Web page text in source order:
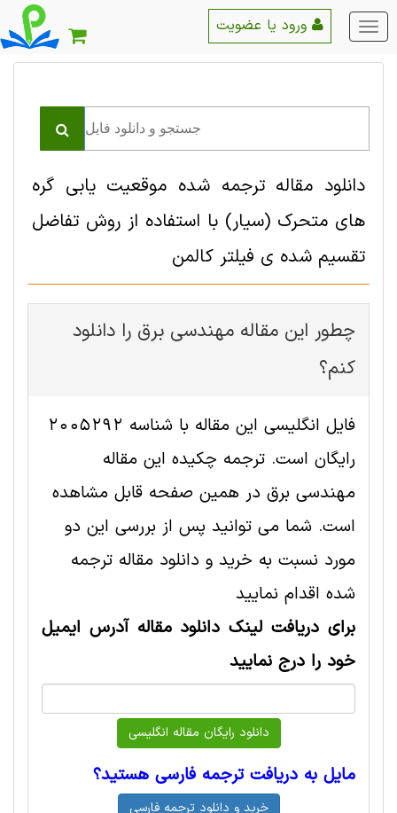
منو
اصلی
دانلود مقاله ترجمه شده موقعیت یابی گره
های متحرک (سیار) با استفاده از روش تفاضل
تقسیم شده ی فیلتر کالمن
چطور این مقاله مهندسی برق را دانلود
کنم؟
فایل انگلیسی این مقاله با شناسه 2005292
رایگان است. ترجمه چکیده این مقاله
مهندسی برق در همین صفحه قابل مشاهده
است. شما می توانید پس از بررسی این دو
مورد نسبت به خرید و دانلود مقاله ترجمه
شده اقدام نمایید
برای دریافت لینک دانلود مقاله آدرس ایمیل
خود را درج نمایید
مایل به دریافت ترجمه فارسی هستید؟